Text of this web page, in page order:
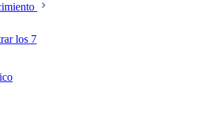
los 7